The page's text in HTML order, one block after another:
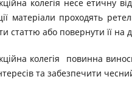
колегія несе етичну
матеріали проходять
статтю або повернути її
колегія повинна
та забезпечити